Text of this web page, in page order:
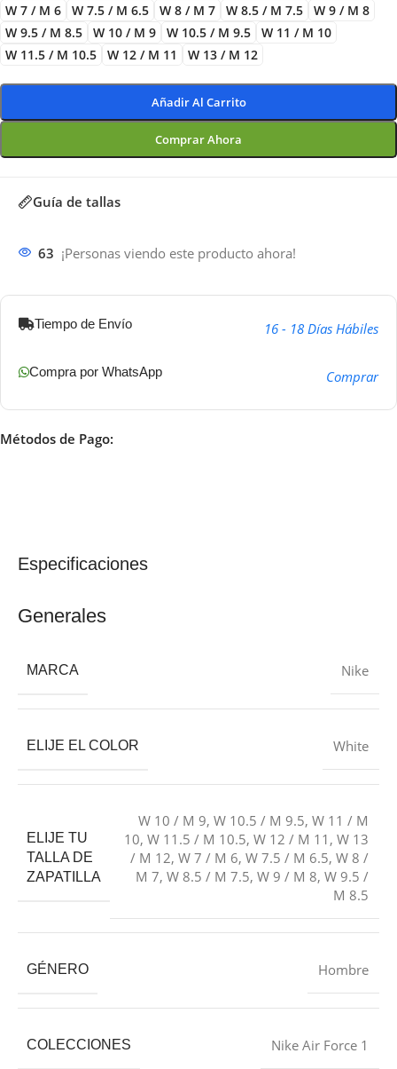
W 7 / M 6 W 7.5 / M 6.5 W 8 / M 7 W 8.5 / M 7.5
W 9 / M 8
W 9.5 / M 8.5
W 10 / M 9 W 10.5 / M 9.5
W 11 / M 10
W 11.5 / M 10.5
W 12 / M 11 W 13 / M 12
Añadir Al Carrito
Comprar Ahora
Guía de tallas
63 ¡Personas viendo este producto ahora!
Tiempo de Envío 16 - 18 Días Hábiles
Compra por WhatsApp Comprar
Métodos de Pago:
Especificaciones
Generales
MARCA Nike
ELIJE EL COLOR White
ELIJE TU
TALLA DE
ZAPATILLA
W 10 / M 9, W 10.5 / M 9.5, W 11 / M
10, W 11.5 / M 10.5, W 12 / M 11 , W 13
/ M 12, W 7 / M 6, W 7.5 / M 6.5, W 8 /
M 7, W 8.5 / M 7.5, W 9 / M 8, W 9.5 /
M 8.5
GÉNERO Hombre
COLECCIONES Nike Air Force 1